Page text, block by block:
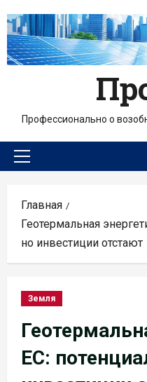
содержимому
Профессионально о
Основное
Главная
Геотермальная
но инвестиции отстают
Земля
ЕС: